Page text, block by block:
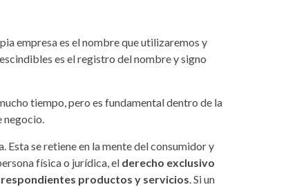
empresa es el nombre que utilizaremos y
es el registro del nombre y signo
tiempo, pero es fundamental dentro de la
negocio.
Esta se retiene en la mente del consumidor y
física o jurídica, el derecho exclusivo
productos y servicios. Si un